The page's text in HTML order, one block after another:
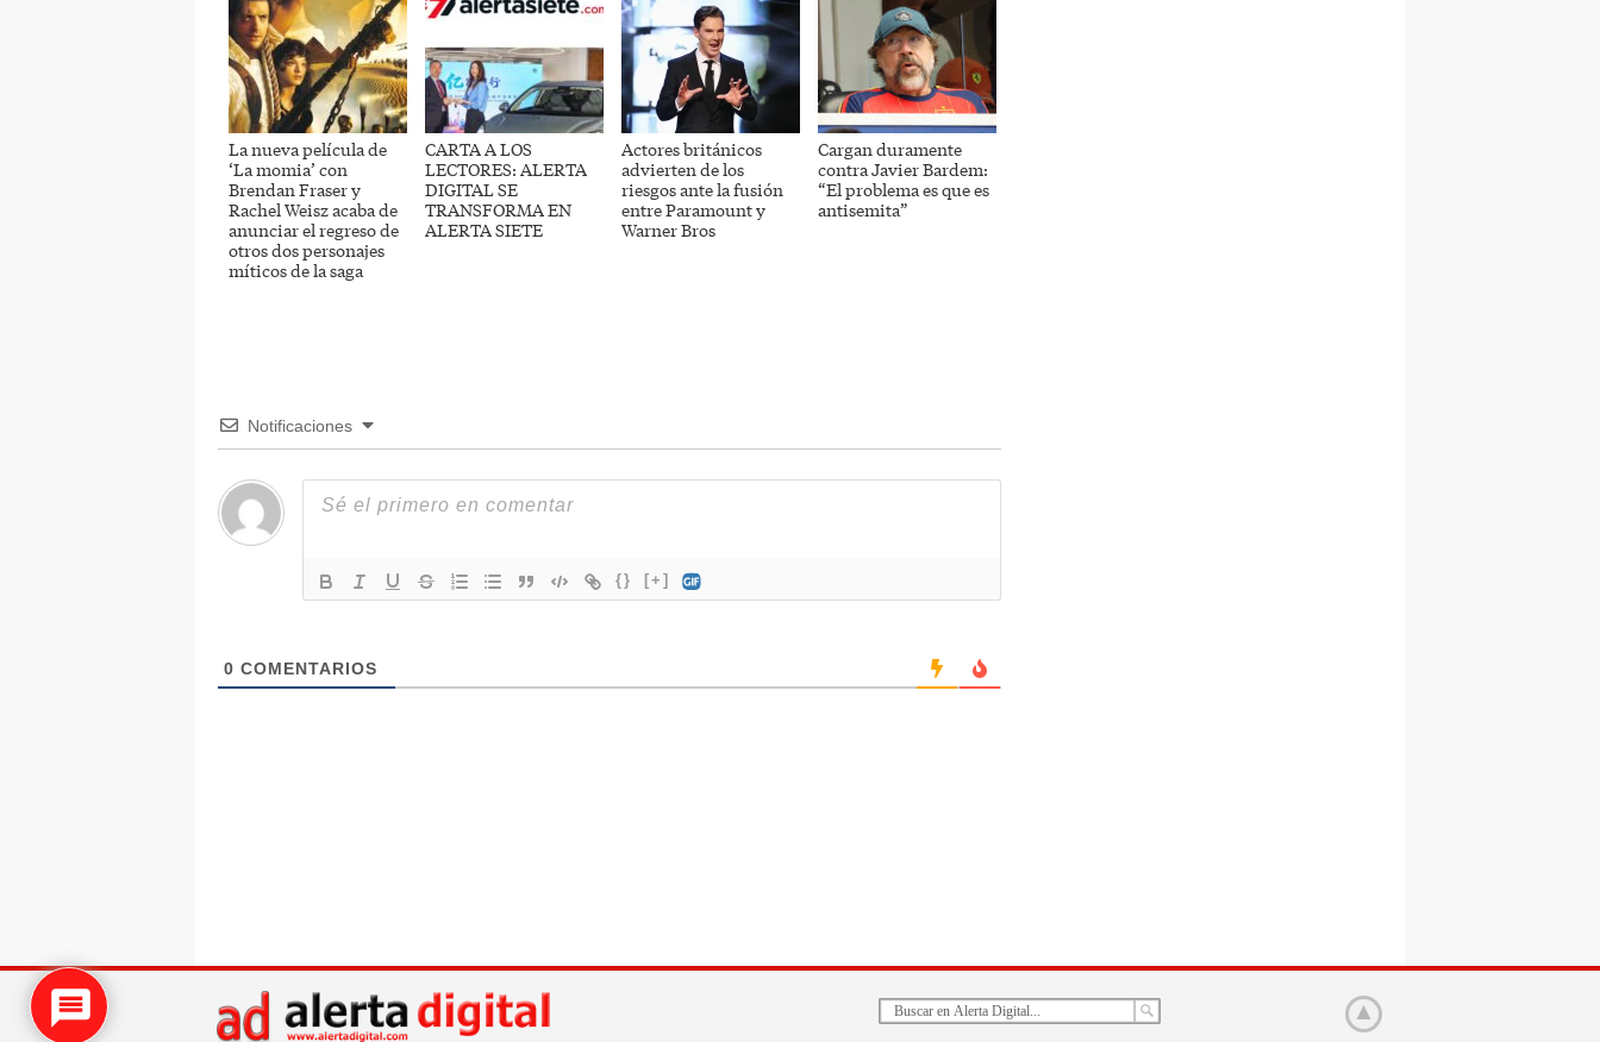
La nueva película de
‘La momia’ con
Brendan Fraser y
Rachel Weisz acaba de
anunciar el regreso de
otros dos personajes
míticos de la saga
CARTA A LOS
LECTORES: ALERTA
DIGITAL SE
TRANSFORMA EN
ALERTA SIETE
Actores británicos
advierten de los
riesgos ante la fusión
entre Paramount y
Warner Bros
Cargan duramente
contra Javier Bardem:
“El problema es que es
antisemita”
Notificaciones
{} [+]
0 COMENTARIOS